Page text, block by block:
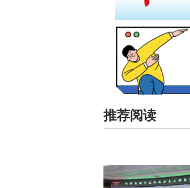
推荐阅读